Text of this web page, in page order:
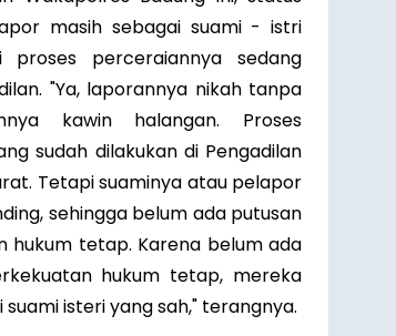
masih sebagai suami - istri
proses perceraiannya sedang
"Ya, laporannya nikah tanpa
kawin halangan. Proses
sudah dilakukan di Pengadilan
Tetapi suaminya atau pelapor
sehingga belum ada putusan
hukum tetap. Karena belum ada
hukum tetap, mereka
isteri yang sah," terangnya.